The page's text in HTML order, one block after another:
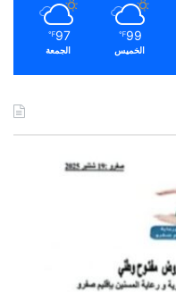
99
℉
الخميس
97
℉
الجمعة